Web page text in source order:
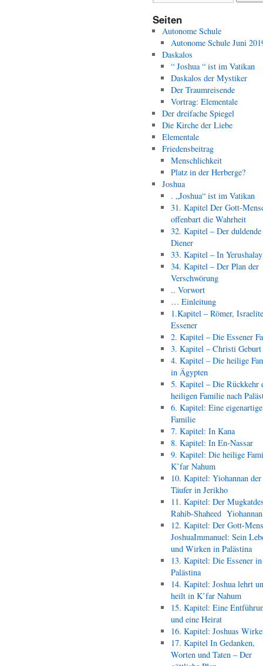
Seiten
Autonome Schule
Autonome Schule Juni
Daskalos
“ Joshua “ ist im Vatikan
Daskalos der Mystiker
Der Traumreisende
Vortrag: Elementale
Der dreifache Spiegel
Die Kirche der Liebe
Elementale
Friedensbeitrag
Menschlichkeit
Platz in der Herberge?
Joshua
. „Joshua“ ist im Vatikan
31. Kapitel Der Gott-
offenbart die Wahrheit
32. Kapitel – Der duldende
Diener
33. Kapitel – In
34. Kapitel – Der Plan der
Verschwörung
.. Vorwort
… Einleitung
1.Kapitel – Römer,
Essener
2. Kapitel – Die Essener
3. Kapitel – Christi Geburt
4. Kapitel – Die heilige
in Ägypten
5. Kapitel – Die Rückkehr
heiligen Familie nach
6. Kapitel: Eine eigenartige
Familie
7. Kapitel: In Kana
8. Kapitel: In En-Nassar
9. Kapitel: Die heilige
K’far Nahum
10. Kapitel: Yiohannan der
Täufer in Jerikho
11. Kapitel: Der
Rahib-Shaheed
12. Kapitel: Der Gott-
JoshuaImmanuel: Sein
und Wirken in Palästina
13. Kapitel: Die Essener in
Palästina
14. Kapitel: Joshua lehrt
heilt in K’far Nahum
15. Kapitel: Eine
und eine Heirat
16. Kapitel: Joshuas
17. Kapitel In Gedanken,
Worten und Taten – Der